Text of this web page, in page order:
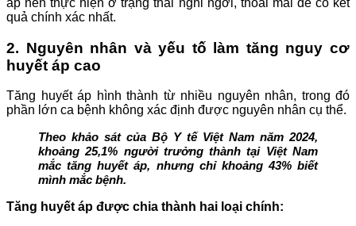
áp nên thực hiện ở trạng thái nghỉ ngơi, thoải mái để có kết
quả chính xác nhất.
2. Nguyên nhân và yếu tố làm tăng nguy cơ
huyết áp cao
Tăng huyết áp hình thành từ nhiều nguyên nhân, trong đó
phần lớn ca bệnh không xác định được nguyên nhân cụ thể.
Theo khảo sát của Bộ Y tế Việt Nam năm 2024,
khoảng 25,1% người trưởng thành tại Việt Nam
mắc tăng huyết áp, nhưng chỉ khoảng 43% biết
mình mắc bệnh.
Tăng huyết áp được chia thành hai loại chính: